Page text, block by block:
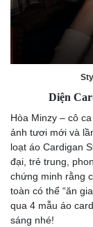
Diện
Hòa Minzy – cô
ảnh tươi mới và
loạt áo Cardigan
đại, trẻ trung,
chứng minh rằng
toàn có thể “ăn
qua 4 mẫu áo
sáng nhé!